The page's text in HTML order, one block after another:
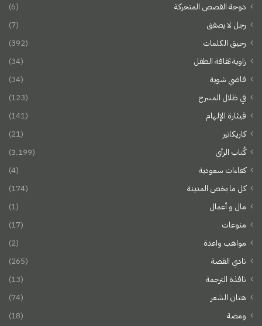
دوحة القصص المتحركة
(6)
رجل لا يصفق
(7)
رحيق الكلمات
(392)
زاوية ثقافة الطفل
(34)
فاضي شوية
(34)
في ظلال المسرح
(123)
قيثارة الإلهام
(141)
كاريكاتير
(21)
كُتاب الرأي
(3٬199)
كفاءات سعودية
(4)
كل ما يخص المدينة
(174)
مال و أعمال
(1)
منوعات
(17)
مواهب واعدة
(2)
نادي القصة
(265)
نافذة الترجمة
(13)
هتان الشعر
(74)
ومضة
(18)